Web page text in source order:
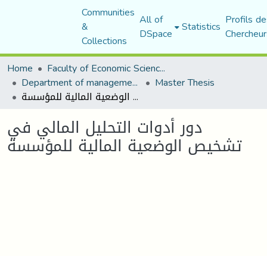
Communities
&
Collections
All of
DSpace Statistics Profils
Home
Faculty of Economic Sciences, Commerce and Management Sciences
Department of management sciences Master Thesis
دور أدوات التحليل المالي في تشخيص الوضعية المالية للمؤسسة
دور أدوات التحليل المالي في
تشخيص الوضعية المالية للمؤسسة